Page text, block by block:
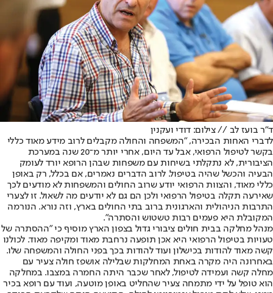
ד"ר בועז לב // צילום: דודי ועקנין
לדברי האחות הבכירה, "המשפחה והחולה מקבלים לרוב מידע מאוד כללי
בקשר לטיפול הרפואי, אבל עד היום, אחרי יותר מ־20 שנה במערכת
הציבורית, לא נתקלתי בשיחות עם משפחות שבהן הרופא יורד לעומק
הבעיה והכשל שהיה בטיפול. לרוב הדברים נאמרים, אם בכלל, רק באופן
כללי מאוד, והצוות הרפואי יודע שרוב החולים והמשפחות לא מודעים לכך
שאירעה תקלה בטיפול הרפואי ולכן הם גם לא יודעים מה לשאול. זו לצערי
התרבות הניהולית והארגונית ברוב בתי החולים בארץ, וזה נורא. הנורמה
המקובלת היא פעמים רבות טשטוש והסתרה".
מנהל מחלקה בבית חולים ציבורי גדול בצפון הארץ מוסיף כי "ההסתרה של
טעויות בטיפול הרפואי היא אכן תופעה נרחבת מאוד ומקיפה מאוד. לכולנו
קשה מאוד להודות בכישלון ועוד להודות בכך בפני החולה והמשפחה שלו.
באחרונה היה מקרה באחת המחלקות שבלילה אושפז חולה צעיר עם
מחלה קשה ועמידה לטיפול, לאחר שכבר היתה החמרה במצבו. במחלקה
הוא טופל על ידי מתמחה צעיר שהחליט באופן מוטעה, ועוד עם רופא בכיר